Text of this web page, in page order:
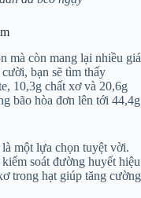
mà còn mang lại nhiều giá
bạn sẽ tìm thấy
10,3g chất xơ và 20,6g
bão hòa đơn lên tới 44,4g
một lựa chọn tuyệt vời.
soát đường huyết hiệu
trong hạt giúp tăng cường